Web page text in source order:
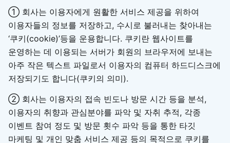
① 회사는 이용자에게 원활한 서비스 제공을 위하여
이용자들의 정보를 저장하고, 수시로 불러내는 찾아내는
‘쿠키(cookie)’등을 운용합니다. 쿠키란 웹사이트를
운영하는 데 이용되는 서버가 회원의 브라우저에 보내는
아주 작은 텍스트 파일로서 이용자의 컴퓨터 하드디스크에
저장되기도 합니다(쿠키의 의미).
② 회사는 이용자의 접속 빈도나 방문 시간 등을 분석,
이용자의 취향과 관심분야를 파악 및 자취 추적, 각종
이벤트 참여 정도 및 방문 횟수 파악 등을 통한 타깃
마케팅 및 개인 맞춤 서비스 제공 등의 목적으로 쿠키를